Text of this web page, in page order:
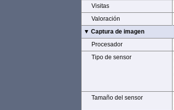
Visitas
Valoración
▼ Captura de imagen
Procesador
Tipo de sensor
Tamaño del sensor
Visitas
Valoración
▼ Captura de imagen
Procesador
Tipo de sensor
Tamaño del sensor